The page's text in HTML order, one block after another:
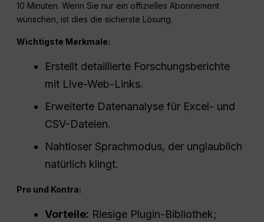
10 Minuten. Wenn Sie nur ein offizielles Abonnement
wünschen, ist dies die sicherste Lösung.
Wichtigste Merkmale:
Erstellt detaillierte Forschungsberichte
mit Live-Web-Links.
Erweiterte Datenanalyse für Excel- und
CSV-Dateien.
Nahtloser Sprachmodus, der unglaublich
natürlich klingt.
Pro und Kontra:
Vorteile: Riesige Plugin-Bibliothek;